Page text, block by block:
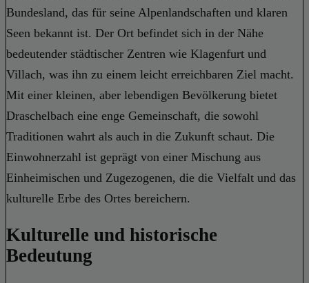
Bundesland, das für seine Alpenlandschaften und klaren
Seen bekannt ist. Der Ort befindet sich in der Nähe
bedeutender städtischer Zentren wie Klagenfurt und
Villach, was ihn zu einem leicht erreichbaren Ziel macht.
Mit einer kleinen, aber lebendigen Bevölkerung bietet
Draschelbach eine enge Gemeinschaft, die sowohl
Traditionen wahrt als auch in die Zukunft schaut. Die
Einwohnerzahl ist geprägt von einer Mischung aus
Einheimischen und Zugezogenen, die die Vielfalt und das
kulturelle Erbe des Ortes bereichern.
Kulturelle und historische
Bedeutung